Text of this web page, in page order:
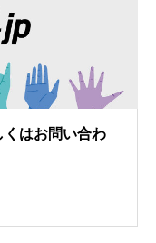
くはお問い合わ